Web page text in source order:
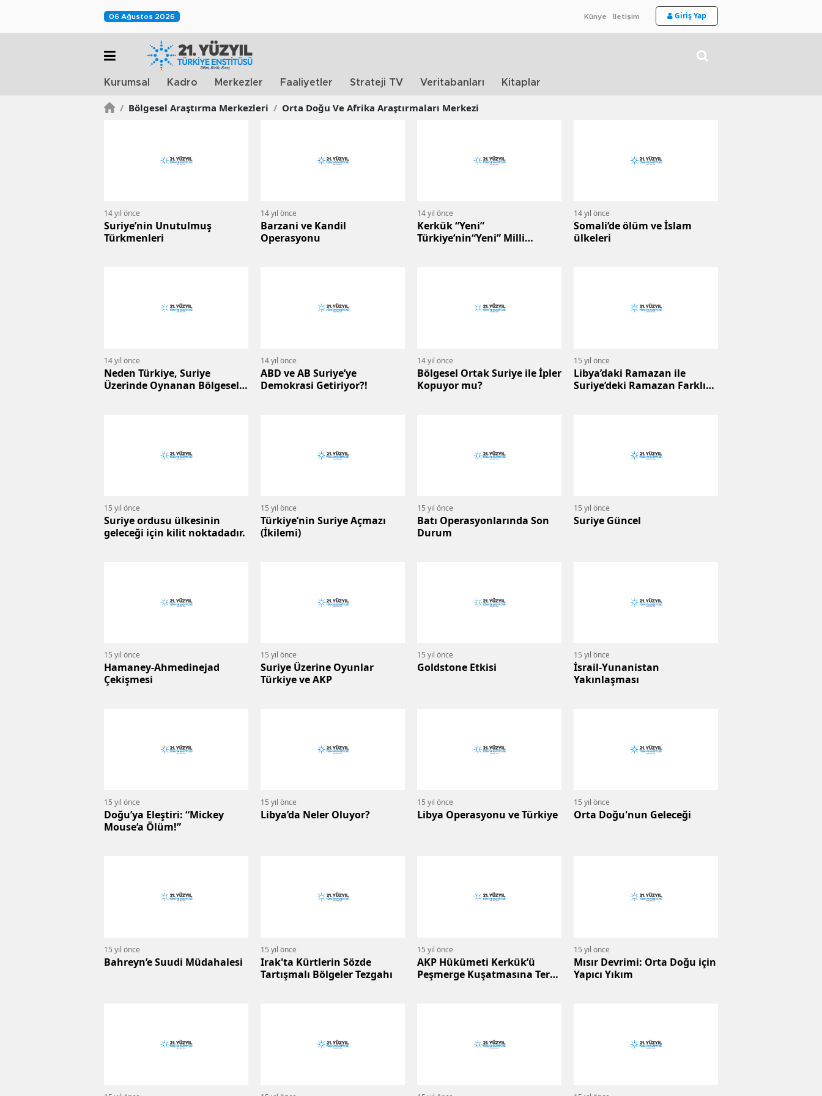
06 Ağustos 2026 Künye İletişim Giriş Yap
Kurumsal Kadro Merkezler Faaliyetler Strateji TV Veritabanları Kitaplar
/ Bölgesel Araştırma Merkezleri / Orta Doğu Ve Afrika Araştırmaları Merkezi
14 yıl önce
Suriye’nin Unutulmuş
Türkmenleri
14 yıl önce
Barzani ve Kandil
Operasyonu
14 yıl önce
Kerkük “Yeni”
Türkiye’nin“Yeni” Milli
14 yıl önce
Somali’de ölüm ve İslam
ülkeleri
14 yıl önce
Neden Türkiye, Suriye
Üzerinde Oynanan Bölgesel
14 yıl önce
ABD ve AB Suriye’ye
Demokrasi Getiriyor?!
14 yıl önce
Bölgesel Ortak Suriye ile İpler
Kopuyor mu?
15 yıl önce
Libya’daki Ramazan ile
Suriye’deki Ramazan Farklı
15 yıl önce
Suriye ordusu ülkesinin
geleceği için kilit noktadadır.
15 yıl önce
Türkiye’nin Suriye Açmazı
(İkilemi)
15 yıl önce
Batı Operasyonlarında Son
Durum
15 yıl önce
Suriye Güncel
15 yıl önce
Hamaney-Ahmedinejad
Çekişmesi
15 yıl önce
Suriye Üzerine Oyunlar
Türkiye ve AKP
15 yıl önce
Goldstone Etkisi
15 yıl önce
İsrail-Yunanistan
Yakınlaşması
15 yıl önce
Doğu’ya Eleştiri: “Mickey
Mouse’a Ölüm!”
15 yıl önce
Libya’da Neler Oluyor?
15 yıl önce
Libya Operasyonu ve Türkiye
15 yıl önce
Orta Doğu'nun Geleceği
15 yıl önce
Bahreyn’e Suudi Müdahalesi
15 yıl önce
Irak'ta Kürtlerin Sözde
Tartışmalı Bölgeler Tezgahı
15 yıl önce
AKP Hükümeti Kerkük’ü
Peşmerge Kuşatmasına Terk
15 yıl önce
Mısır Devrimi: Orta Doğu için
Yapıcı Yıkım